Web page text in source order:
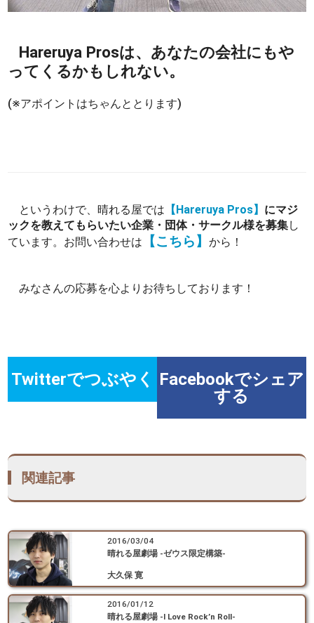
Hareruya Prosは、あなたの会社にもや
ってくるかもしれない。
(※アポイントはちゃんととります)
というわけで、晴れる屋では 【Hareruya Pros】 にマジ
ックを教えてもらいたい企業・団体・サークル様を募集し
ています。お問い合わせは
【こちら】から！
みなさんの応募を心よりお待ちしております！
Twitterでつぶやく
Facebookでシェア
する
関連記事
2016/03/04
晴れる屋劇場 -ゼウス限定構築-
大久保 寛
2016/01/12
晴れる屋劇場 -I Love Rock’n Roll-